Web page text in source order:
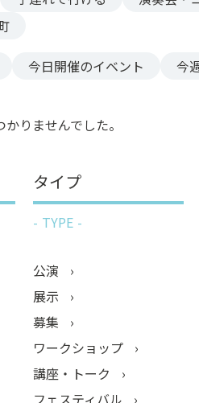
今日開催のイベント 今
りませんでした。
タイプ
TYPE
公演
展示
募集
ワークショップ
講座・トーク
フェスティバル